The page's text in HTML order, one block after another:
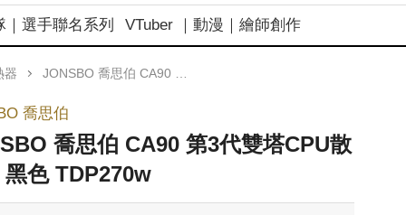
｜選手聯名系列 VTuber ｜動漫｜繪師創作
器 JONSBO 喬思伯 CA90 第3代雙塔CPU散熱器 黑色 TDP270w
喬思伯
喬思伯 CA90 第3代雙塔CPU散
黑色 TDP270w